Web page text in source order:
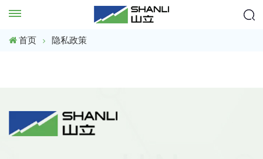
首页 隐私政策